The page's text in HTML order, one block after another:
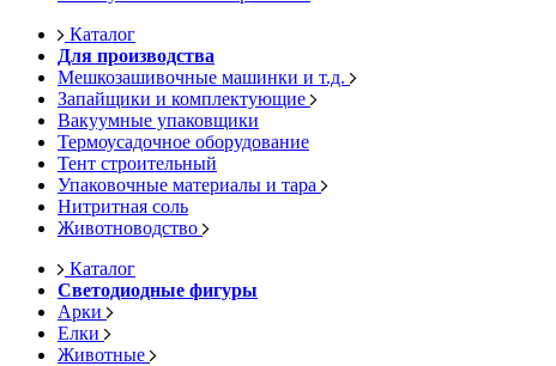
Каталог
Для производства
Мешкозашивочные машинки и т.д.
Запайщики и комплектующие
Вакуумные упаковщики
Термоусадочное оборудование
Тент строительный
Упаковочные материалы и тара
Нитритная соль
Животноводство
Каталог
Светодиодные фигуры
Арки
Елки
Животные